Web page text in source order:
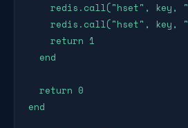
redis.call("hset", key,
redis.call("hset", key,
    return 1
  end
  return 0
end